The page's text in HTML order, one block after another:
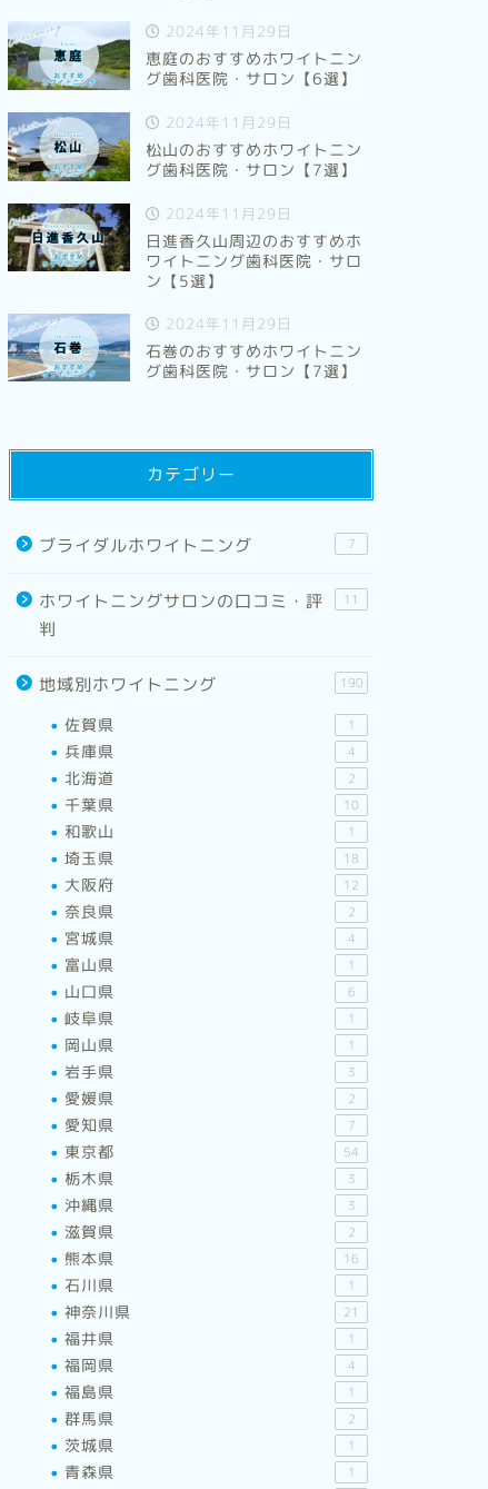
岩国のおすすめホワイトニング歯科
医院・サロン【5選】
2024年10月31日
地域別ホワイトニング
ふじみ野のおすすめホワイトニング
歯科医院・サロン【6選】
next
2024年11月29日
恵庭のおすすめホワイトニン
グ歯科医院・サロン【6選】
2024年11月29日
松山のおすすめホワイトニン
グ歯科医院・サロン【7選】
2024年11月29日
日進香久山周辺のおすすめホ
ワイトニング歯科医院・サロ
ン【5選】
2024年11月29日
石巻のおすすめホワイトニン
グ歯科医院・サロン【7選】
カテゴリー
ブライダルホワイトニング 7
ホワイトニングサロンの口コミ・評
判
11
地域別ホワイトニング 190
佐賀県 1
兵庫県 4
北海道 2
千葉県 10
和歌山 1
埼玉県 18
大阪府 12
奈良県 2
宮城県 4
富山県 1
山口県 6
岐阜県 1
岡山県 1
岩手県 3
愛媛県 2
愛知県 7
東京都 54
栃木県 3
沖縄県 3
滋賀県 2
熊本県 16
石川県 1
神奈川県 21
福井県 1
福岡県 4
福島県 1
群馬県 2
茨城県 1
青森県 1